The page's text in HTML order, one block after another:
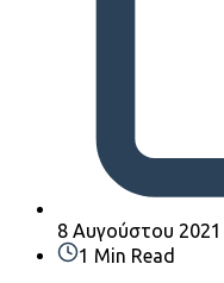
8 Αυγούστου 2021
1 Min Read